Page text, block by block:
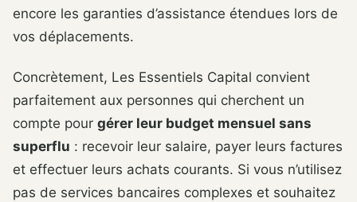
encore les garanties d’assistance étendues lors de
vos déplacements.
Concrètement, Les Essentiels Capital convient
parfaitement aux personnes qui cherchent un
compte pour gérer leur budget mensuel sans
superflu : recevoir leur salaire, payer leurs factures
et effectuer leurs achats courants. Si vous n’utilisez
pas de services bancaires complexes et souhaitez